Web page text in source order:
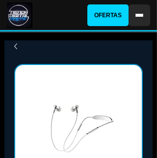
OFERTAS